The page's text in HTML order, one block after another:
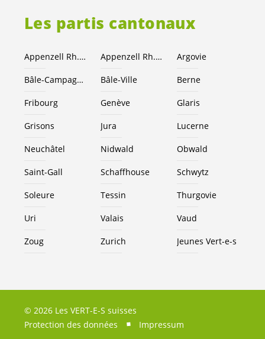
Les partis cantonaux
Appenzell Rh.-Ext. Appenzell Rh.-I. Argovie
Bâle-Campagne Bâle-Ville Berne
Fribourg Genève Glaris
Grisons Jura Lucerne
Neuchâtel Nidwald Obwald
Saint-Gall Schaffhouse Schwytz
Soleure Tessin Thurgovie
Uri Valais Vaud
Zoug Zurich Jeunes Vert-e-s
© 2026 Les VERT-E-S suisses
Protection des données
Impressum